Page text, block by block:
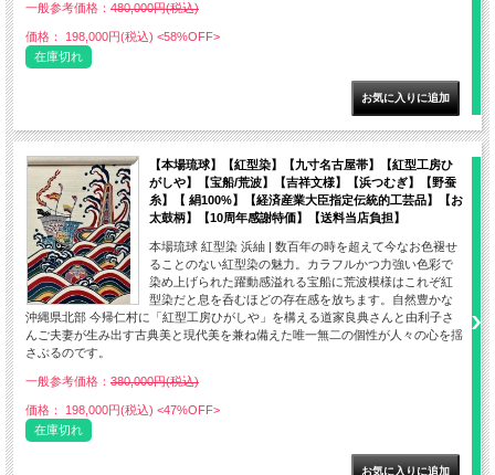
一般参考価格： 480,000円(税込)
価格： 198,000円(税込) <58%OFF>
在庫切れ
【本場琉球】【紅型染】【九寸名古屋帯】【紅型工房ひ
がしや】【宝船/荒波】【吉祥文様】【浜つむぎ】【野蚕
糸】【 絹100%】【経済産業大臣指定伝統的工芸品】【お
太鼓柄】【10周年感謝特価】【送料当店負担】
本場琉球 紅型染 浜紬 | 数百年の時を超えて今なお色褪せ
ることのない紅型染の魅力。カラフルかつ力強い色彩で
染め上げられた躍動感溢れる宝船に荒波模様はこれぞ紅
型染だと息を呑むほどの存在感を放ちます。自然豊かな
沖縄県北部 今帰仁村に「紅型工房ひがしや」を構える道家良典さんと由利子さ
んご夫妻が生み出す古典美と現代美を兼ね備えた唯一無二の個性が人々の心を揺
さぶるのです。
一般参考価格： 380,000円(税込)
価格： 198,000円(税込) <47%OFF>
在庫切れ